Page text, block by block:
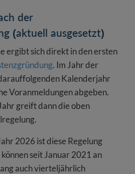
der
(aktuell ausgesetzt)
ergibt sich direkt in den ersten
. Im Jahr der
Kalenderjahr
Voranmeldungen abgeben.
greift dann die oben
2026 ist diese Regelung
seit Januar 2021 an
auch vierteljährlich